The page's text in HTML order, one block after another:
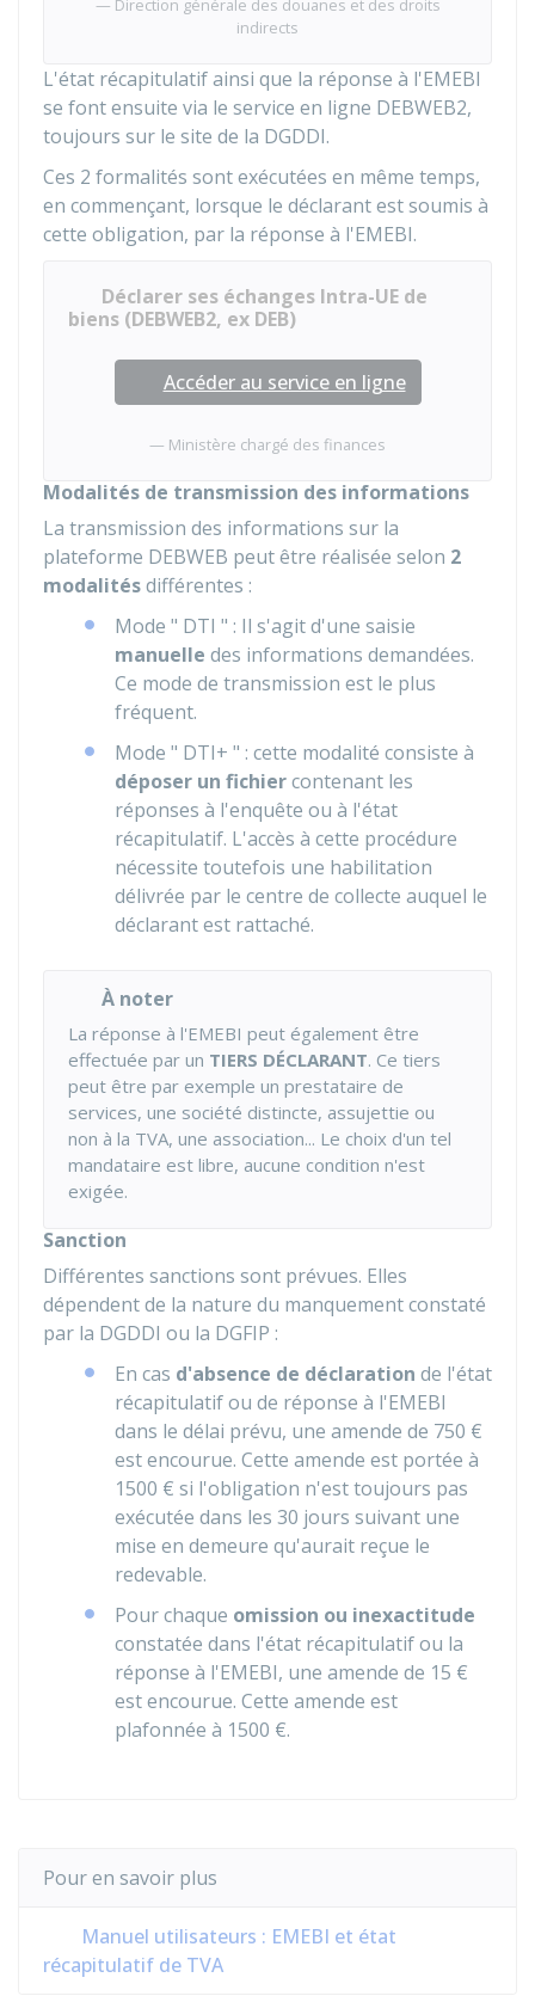
Direction générale des douanes et des droits
indirects
L'état récapitulatif ainsi que la réponse à l'EMEBI
se font ensuite via le service en ligne DEBWEB2,
toujours sur le site de la DGDDI.
Ces 2 formalités sont exécutées en même temps,
en commençant, lorsque le déclarant est soumis à
cette obligation, par la réponse à l'EMEBI.
Déclarer ses échanges Intra-UE de
biens (DEBWEB2, ex DEB)
Accéder au service en ligne
Ministère chargé des finances
Modalités de transmission des informations
La transmission des informations sur la
plateforme DEBWEB peut être réalisée selon 2
modalitésdifférentes :
Mode " DTI " : Il s'agit d'une saisie
manuelle des informations demandées.
Ce mode de transmission est le plus
fréquent.
Mode " DTI+ " : cette modalité consiste à
déposer un fichiercontenant les
réponses à l'enquête ou à l'état
récapitulatif. L'accès à cette procédure
nécessite toutefois une habilitation
délivrée par le centre de collecte auquel le
déclarant est rattaché.
À noter
La réponse à l'EMEBI peut également être
effectuée par un TIERS DÉCLARANT. Ce tiers
peut être par exemple un prestataire de
services, une société distincte, assujettie ou
non à la TVA, une association... Le choix d'un tel
mandataire est libre, aucune condition n'est
exigée.
Sanction
Différentes sanctions sont prévues. Elles
dépendent de la nature du manquement constaté
par la DGDDI ou la DGFIP :
En cas d'absence de déclaration de l'état
récapitulatif ou de réponse à l'EMEBI
dans le délai prévu, une amende de 750 €
est encourue. Cette amende est portée à
1500 € si l'obligation n'est toujours pas
exécutée dans les 30 jours suivant une
mise en demeure qu'aurait reçue le
redevable.
Pour chaque omission ou inexactitude
constatée dans l'état récapitulatif ou la
réponse à l'EMEBI, une amende de 15 €
est encourue. Cette amende est
plafonnée à 1500 €.
Pour en savoir plus
Manuel utilisateurs : EMEBI et état
récapitulatif de TVA